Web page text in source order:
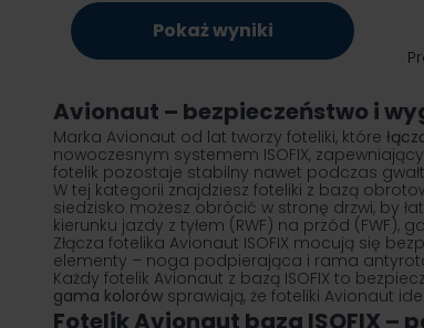
Pokaż wyniki
Avionaut – bezpieczeństwo i
Marka Avionaut od lat tworzy foteliki, które
nowoczesnym systemem ISOFIX,
fotelik pozostaje stabilny nawet podczas
W tej kategorii znajdziesz foteliki z bazą
siedzisko możesz obrócić w stronę drzwi, by
kierunku jazdy z tyłem (RWF) na przód (FWF),
Złącza fotelika Avionaut ISOFIX mocują się
elementy – noga podpierająca i rama
Każdy fotelik Avionaut z bazą ISOFIX to
gama kolorów sprawiają, że foteliki Avionaut
Fotelik Avionaut baza ISOFIX –